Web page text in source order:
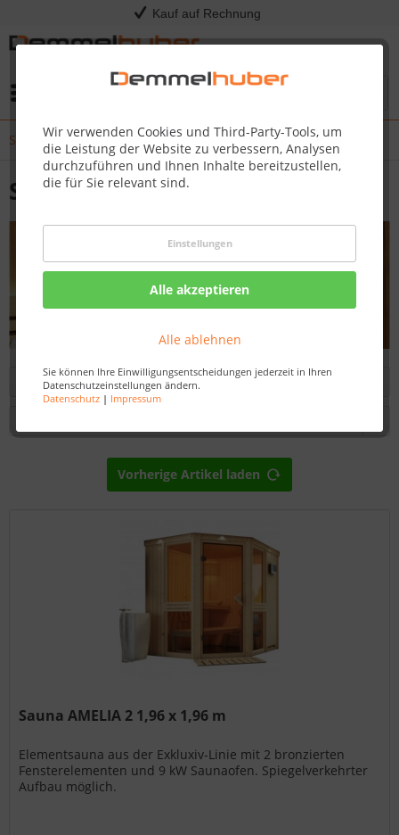
Kauf auf Rechnung
Wir verwenden Cookies und Third-Party-Tools, um
die Leistung der Website zu verbessern, Analysen
durchzuführen und Ihnen Inhalte bereitzustellen,
die für Sie relevant sind.
Einstellungen
Alle akzeptieren
Alle ablehnen
Sie können Ihre Einwilligungsentscheidungen jederzeit in Ihren
Datenschutzeinstellungen ändern.
Datenschutz| Impressum
Saunakabinen
Saunakabinen
Filtern
Vorherige Artikel laden
Sauna AMELIA 2 1,96 x 1,96 m
Elementsauna aus der Exkluxiv-Linie mit 2 bronzierten
Fensterelementen und 9 kW Saunaofen. Spiegelverkehrter
Aufbau möglich.